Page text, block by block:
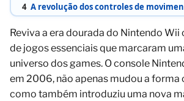
4 A revolução dos controles de
Reviva a era dourada do Nintendo Wii
de jogos essenciais que marcaram
universo dos games. O console
em 2006, não apenas mudou a forma
como também introduziu uma nova